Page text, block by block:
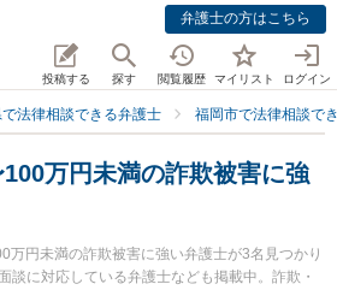
弁護士の方はこちら
投稿する 探す 閲覧履歴 マイリスト ログイン
法律相談できる弁護士 福岡市で法律相談で
万円未満の詐欺被害に強
万円未満の詐欺被害に強い弁護士が3名見つかり
談に対応している弁護士なども掲載中。詐欺・